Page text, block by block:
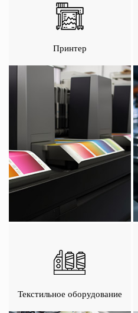
Принтер
Текстильное оборудование